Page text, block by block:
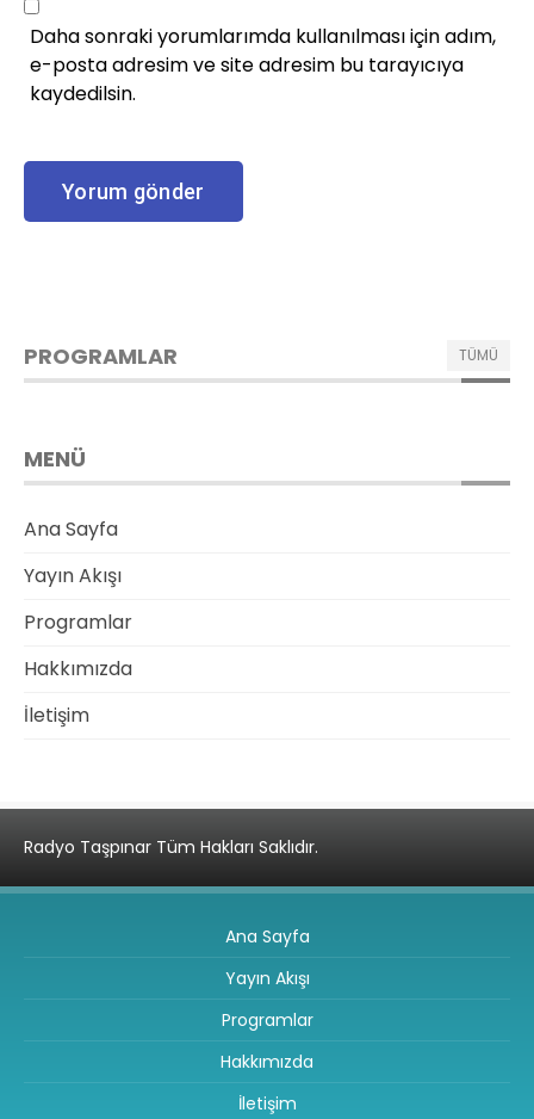
Daha sonraki yorumlarımda kullanılması için adım,
e-posta adresim ve site adresim bu tarayıcıya
kaydedilsin.
PROGRAMLAR TÜMÜ
MENÜ
Ana Sayfa
Yayın Akışı
Programlar
Hakkımızda
İletişim
Radyo Taşpınar Tüm Hakları Saklıdır.
Ana Sayfa
Yayın Akışı
Programlar
Hakkımızda
İletişim